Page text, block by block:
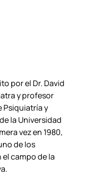
por el Dr. David
y profesor
Psiquiatría y
la Universidad
vez en 1980,
de los
campo de la